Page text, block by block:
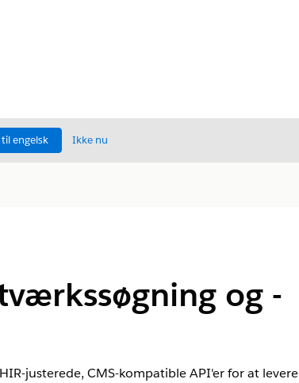
engelsk Ikke nu
og -
justerede, CMS-kompatible API'er for at levere